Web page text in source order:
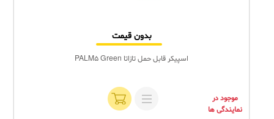
بدون قیمت
اسپیکر قابل حمل تازاتا PALM5 Green
موجود در
نمایندگی ها